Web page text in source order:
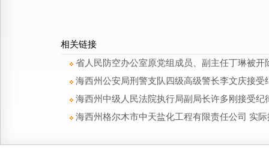
相关链接
省人民防空办公室原党组成员、副主任丁琳被开
海西州公安局刑警支队四级高级警长李文庆接受
海西州中级人民法院执行局副局长许多刚接受纪
海西州格尔木市中天盐化工程有限责任公司 实